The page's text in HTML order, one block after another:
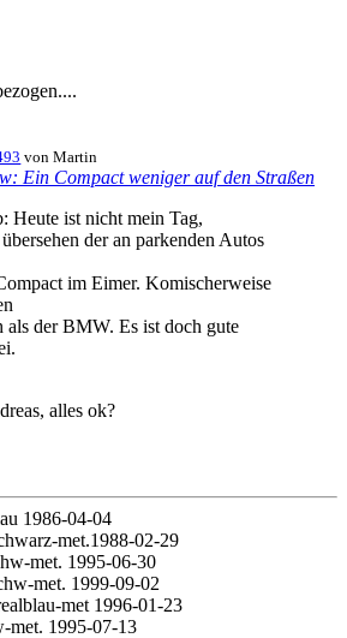
vonMartin
Ein Compact weniger auf den Straßen
Heute ist nicht mein Tag,
der an parkenden Autos
im Eimer. Komischerweise
als der BMW. Es ist doch gute
alles ok?
1986-04-04
met.1988-02-29
met. 1995-06-30
met. 1999-09-02
met 1996-01-23
met. 1995-07-13